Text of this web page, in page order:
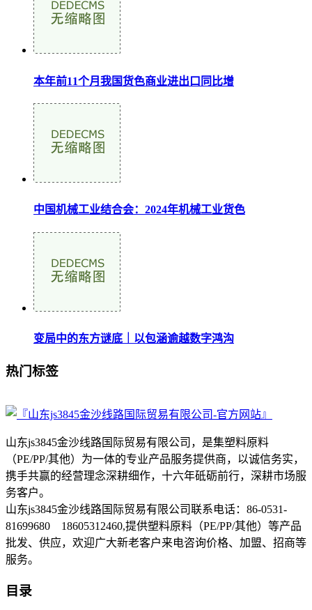
2024年我国外贸进出口成就亮眼 新动能加
本年前11个月我国货色商业进出口同比增
中国机械工业结合会：2024年机械工业货色
热门标签
山东js3845金沙线路国际贸易有限公司，是集塑料原料
（PE/PP/其他）为一体的专业产品服务提供商，以诚信务实，
携手共赢的经营理念深耕细作，十六年砥砺前行，深耕市场服
务客户。
81699680 18605312460,提供塑料原料（PE/PP/其他）等产品